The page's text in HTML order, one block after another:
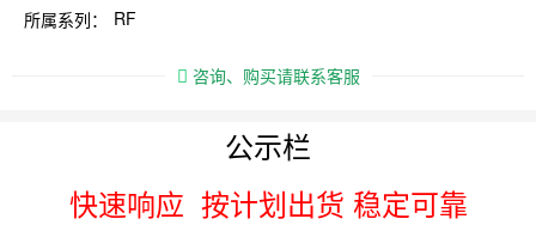
所属系列： RF
咨询、购买请联系客服
公示栏
快速响应 按计划出货 稳定可靠